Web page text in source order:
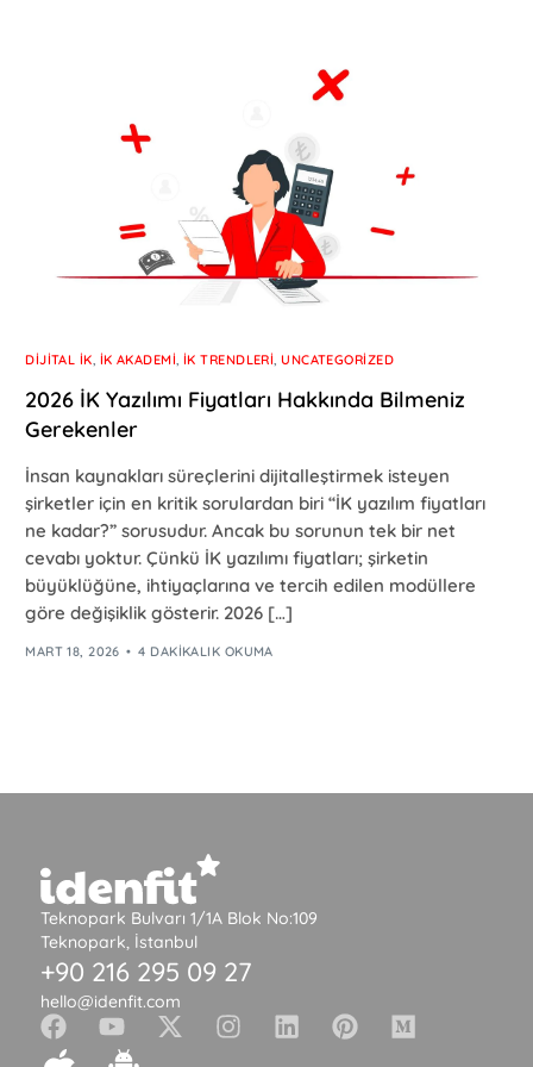
DIJITAL İK İK AKADEMI ,İK TRENDLERI ,UNCATEGORIZED
2026 İK Yazılımı Fiyatları Hakkında Bilmeniz
Gerekenler
İnsan kaynakları süreçlerini dijitalleştirmek isteyen
şirketler için en kritik sorulardan biri “İK yazılım fiyatları
ne kadar?” sorusudur. Ancak bu sorunun tek bir net
cevabı yoktur. Çünkü İK yazılımı fiyatları; şirketin
büyüklüğüne, ihtiyaçlarına ve tercih edilen modüllere
göre değişiklik gösterir. 2026 […]
MART 18, 2026 4 DAKIKALIK OKUMA
Teknopark Bulvarı 1/1A Blok No:109
Teknopark, İstanbul
+90 216 295 09 27
hello@idenfit.com